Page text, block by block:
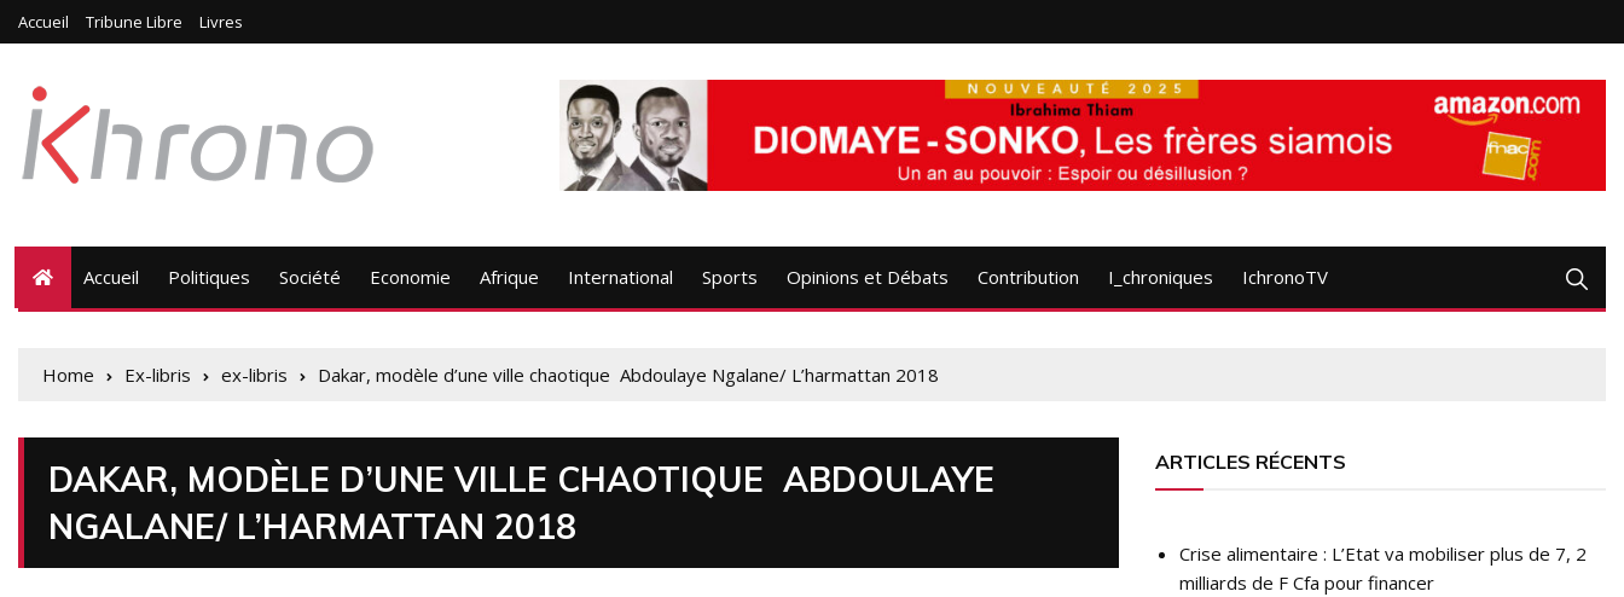
Accueil Tribune Libre Livres
Accueil Politiques Société Economie Afrique International Sports Opinions et Débats Contribution I_chroniques IchronoTV
Home Ex-libris ex-libris Dakar, modèle d’une ville chaotique Abdoulaye Ngalane/ L’harmattan 2018
DAKAR, MODÈLE D’UNE VILLE CHAOTIQUE ABDOULAYE
NGALANE/ L’HARMATTAN 2018
ARTICLES RÉCENTS
Crise alimentaire : L’Etat va mobiliser plus de 7, 2
milliards de F Cfa pour financer